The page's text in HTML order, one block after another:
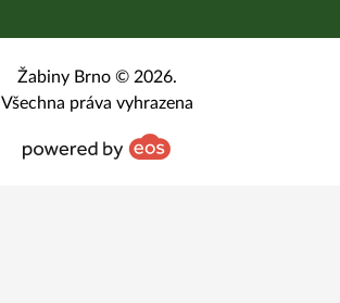
Žabiny Brno © 2026.
Všechna práva vyhrazena